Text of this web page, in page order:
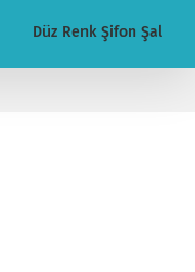
Düz Renk Şifon Şal